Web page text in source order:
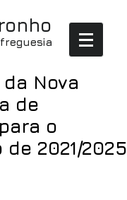
freguesia
Nova
de
o
2021/2025